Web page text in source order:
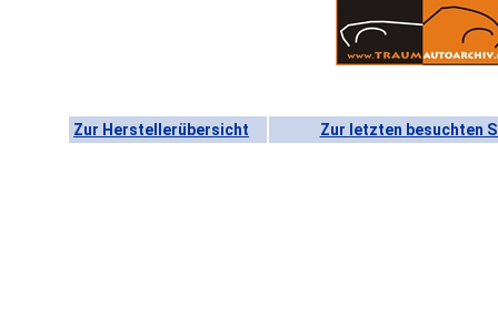
Zur Herstellerübersicht Zur letzten besuchten